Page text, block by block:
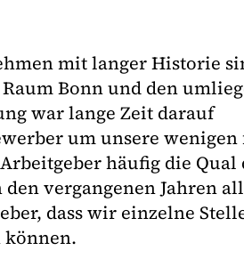
mit langer Historie
Bonn und den
war lange Zeit darauf
um unsere
häufig die Qual
vergangenen Jahren
dass wir einzelne
können.